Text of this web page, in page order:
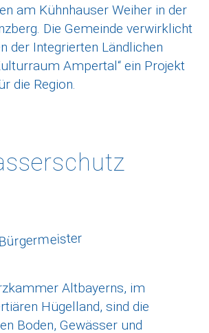
am Kühnhauser Weiher in der
Die Gemeinde verwirklicht
der Integrierten Ländlichen
Ampertal“ ein Projekt
die Region.
Altbayerns, im
Hügelland, sind die
Boden, Gewässer und